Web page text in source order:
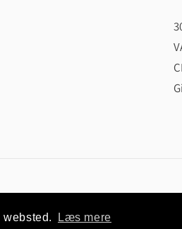
Læs mere
methods
Shop Powered by Shopify